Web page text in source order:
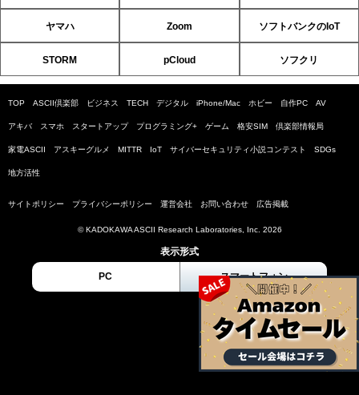
ヤマハ Zoom ソフトバンクのIoT
STORM pCloud ソフクリ
TOP ASCII倶楽部 ビジネス TECH デジタル iPhone/Mac ホビー 自作PC AV
アキバ スマホ スタートアップ プログラミング+ ゲーム 格安SIM 倶楽部情報局
家電ASCII アスキーグルメ MITTR IoT サイバーセキュリティ小説コンテスト SDGs
地方活性
サイトポリシー プライバシーポリシー 運営会社 お問い合わせ 広告掲載
© KADOKAWA ASCII Research Laboratories, Inc. 2026
表示形式
PC スマートフォン